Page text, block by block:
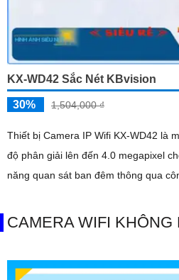
KX-WD42 Sắc Nét KBvision
30% 1,504,000 ₫
Thiết bị Camera IP Wifi KX-WD42 là
độ phân giải lên đến 4.0 megapixel cho
năng quan sát ban đêm thông qua
CAMERA WIFI